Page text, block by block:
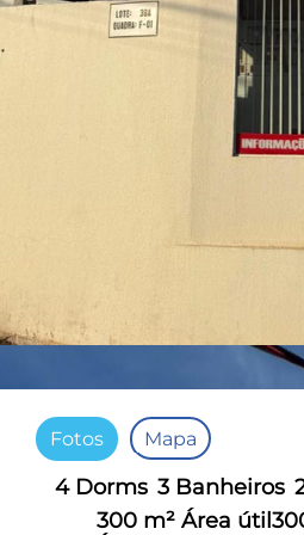
Fotos Mapa
4 Dorms 3 Banheiros
300 m² Área útil